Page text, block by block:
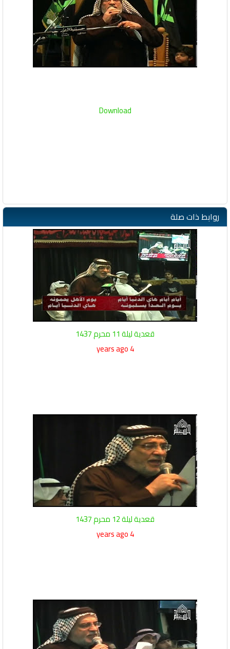
Download
روابط ذات صلة
قعدية ليلة 11 محرم 1437
4 years ago
قعدية ليلة 12 محرم 1437
4 years ago